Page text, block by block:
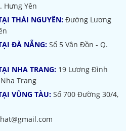
Hưng Yên
THÁI NGUYÊN: Đường Lương
ĐÀ NẴNG: Số 5 Vân Đồn - Q.
NHA TRANG: 19 Lương Đình
Trang
VŨNG TÀU: Số 700 Đường 30/4,